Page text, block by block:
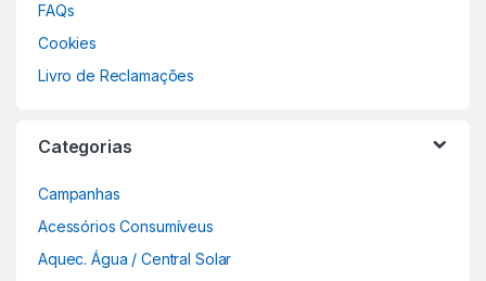
FAQs
Cookies
Livro de Reclamações
Categorias
Campanhas
Acessórios Consumíveus
Aquec. Água / Central Solar